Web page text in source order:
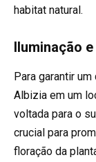
habitat natural.
Iluminação
Para garantir
Albizia em um
voltada para o
crucial para
floração da